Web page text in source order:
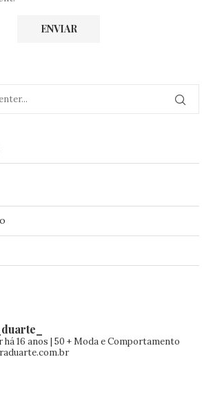
16 anos | 50 +Moda e Comportamento